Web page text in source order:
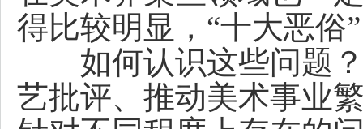
得比较明显，“十大恶俗
如何认识这些问题？
艺批评、推动美术事业